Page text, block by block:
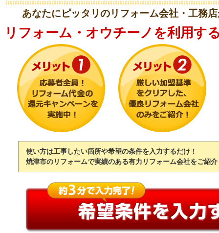
あなたにピッタリのリフォーム会社・工務
リフォーム・オウチーノを利用す
使い方は工事したい箇所や希望の条件を入力するだけ！
焼津市のリフォームで実績のある有力リフォーム会社をご紹介